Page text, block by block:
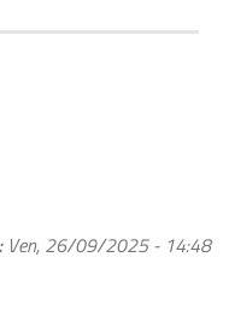
Ven, 26/09/2025 - 14:48